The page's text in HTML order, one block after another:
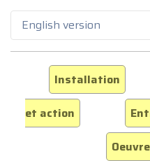
English version
Installation
et action